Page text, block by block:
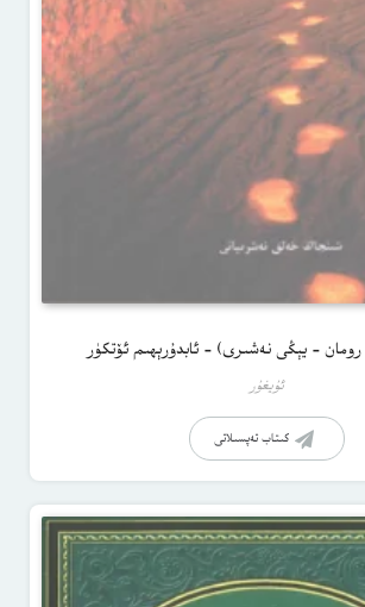
– يېڭى نەشىرى) – ئابدۇرېھىم ئۆتكۈر
ئۇيغۇر
كىتاب تەپسىلاتى